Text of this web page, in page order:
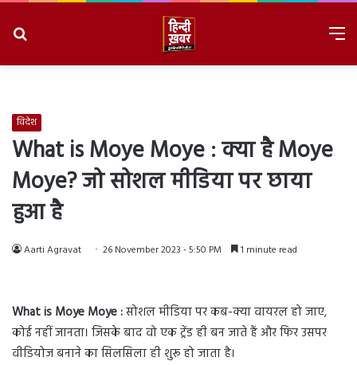
विदेश
What is Moye Moye : क्या है Moye
Moye? जो सोशल मीडिया पर छाया
हुआ है
Aarti Agravat 26 November 2023 - 5:50 PM 1 minute read
What is Moye Moye :सोशल मीडिया पर कब-क्या वायरल हो जाए,
कोई नहीं जानता। जिसके बाद वो एक ट्रेंड ही बन जाते हैं और फिर उसपर
वीडियोज बनाने का सिलसिला ही शुरू हो जाता है।